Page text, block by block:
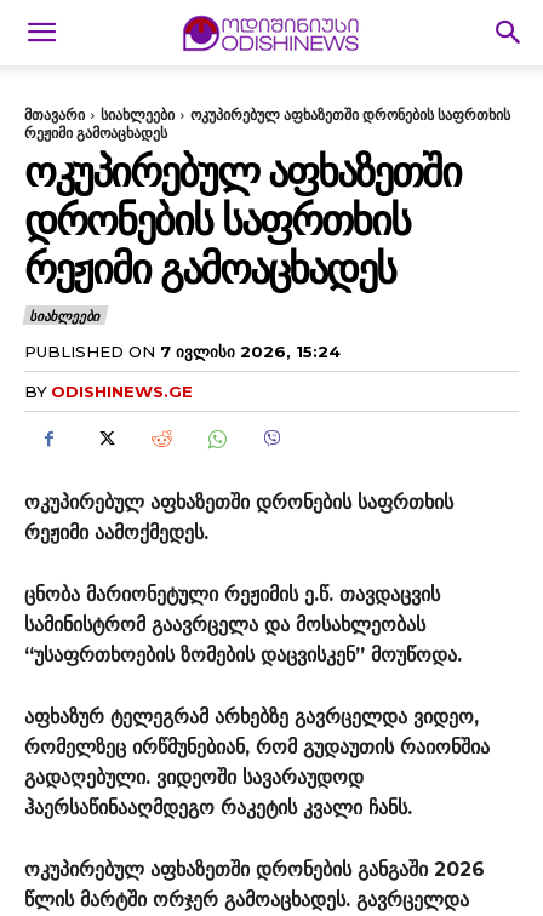
მთავარი სიახლეები
ოკუპირებულ აფხაზეთში დრონების საფრთხის
რეჟიმი გამოაცხადეს
ᲝᲙᲣᲞᲘᲠᲔᲑᲣᲚ ᲐᲤᲮᲐᲖᲔᲗᲨᲘ
ᲓᲠᲝᲜᲔᲑᲘᲡ ᲡᲐᲤᲠᲗᲮᲘᲡ
ᲠᲔᲟᲘᲛᲘ ᲒᲐᲛᲝᲐᲪᲮᲐᲓᲔᲡ
ᲡᲘᲐᲮᲚᲔᲔᲑᲘ
PUBLISHED ON 7 ᲘᲕᲚᲘᲡᲘ 2026, 15:24
BY ODISHINEWS.GE
ოკუპირებულ აფხაზეთში დრონების საფრთხის
რეჟიმი აამოქმედეს.
ცნობა მარიონეტული რეჟიმის ე.წ. თავდაცვის
სამინისტრომ გაავრცელა და მოსახლეობას
“უსაფრთხოების ზომების დაცვისკენ” მოუწოდა.
აფხაზურ ტელეგრამ არხებზე გავრცელდა ვიდეო,
რომელზეც ირწმუნებიან, რომ გუდაუთის რაიონშია
გადაღებული. ვიდეოში სავარაუდოდ
ჰაერსაწინააღმდეგო რაკეტის კვალი ჩანს.
ოკუპირებულ აფხაზეთში დრონების განგაში 2026
წლის მარტში ორჯერ გამოაცხადეს. გავრცელდა